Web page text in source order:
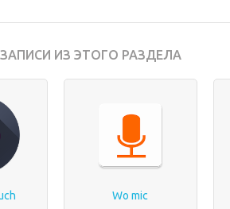
ИЗ ЭТОГО РАЗДЕЛА
Wo mic